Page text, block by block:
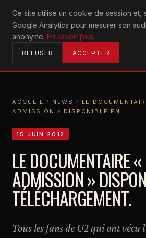
Ce site utilise un cookie de session et,
Google Analytics pour mesurer son
anonyme. En savoir plus.
REFUSER ACCEPTER
U2achtung
ACCUEIL
ACCUEIL / NEWS / LE
ADMISSION » DISPONIBLE EN…
15 JUIN 2012
LE DOCUMENTAIRE
ADMISSION »
TÉLÉCHARGEMENT.
Tous les fans de U2 qui ont vécu